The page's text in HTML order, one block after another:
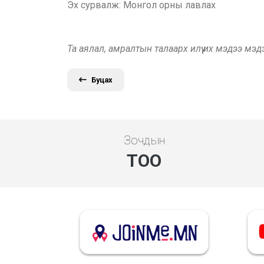
Эх сурвалж: Монгол орны лавлах
Та аялал, амралтын талаарх илүү их мэдээ
Буцах
Зочдын
ТОО